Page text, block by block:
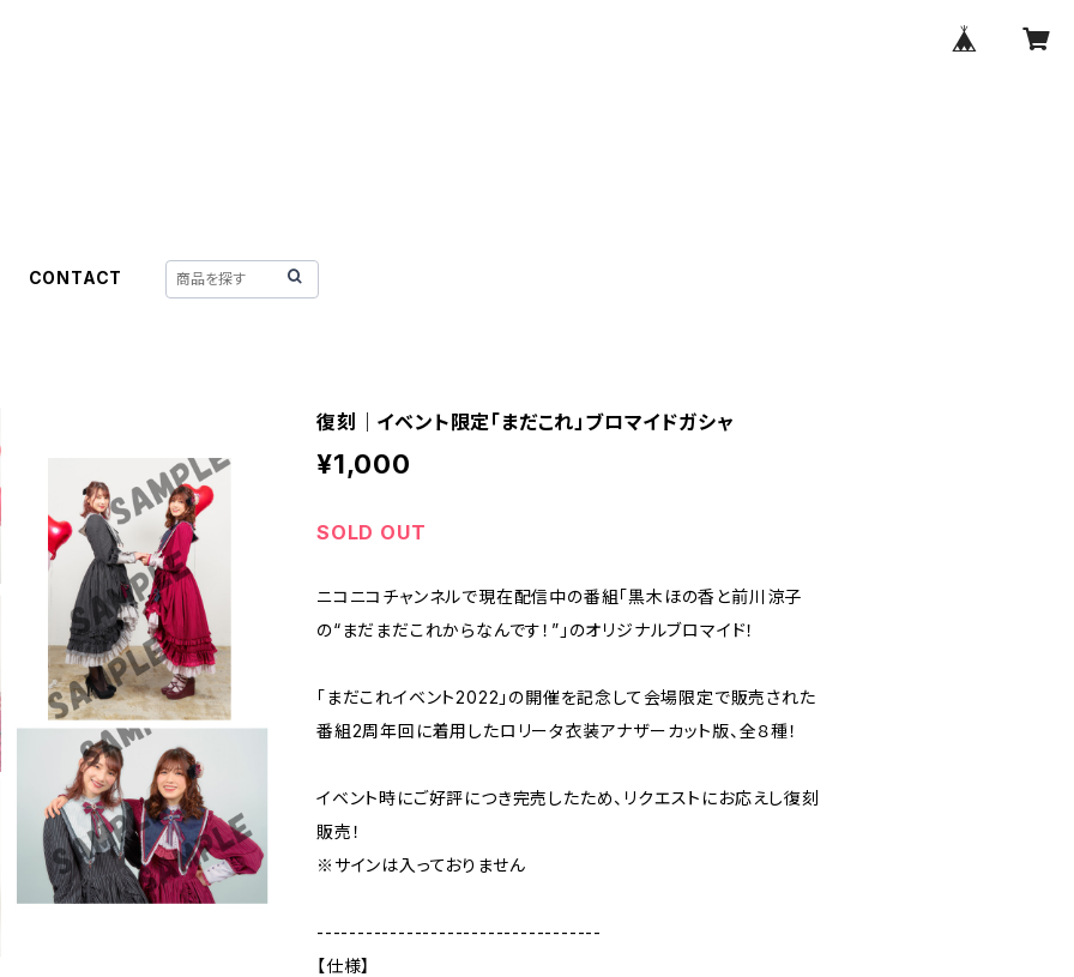
CONTACT
復刻｜イベント限定「まだこれ」ブロマイドガシャ
¥1,000
SOLD OUT
ニコニコチャンネルで現在配信中の番組「黒木ほの香と前川涼子
の“まだまだこれからなんです！”」のオリジナルブロマイド！
「まだこれイベント2022」の開催を記念して会場限定で販売された
番組2周年回に着用したロリータ衣装アナザーカット版、全８種！
イベント時にご好評につき完売したため、リクエストにお応えし復刻
販売！
※サインは入っておりません
-----------------------------------
【仕様】